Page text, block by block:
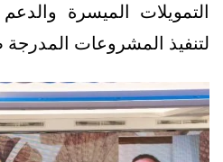
التمويلات الميسرة
لتنفيذ المشروعات المدرجة